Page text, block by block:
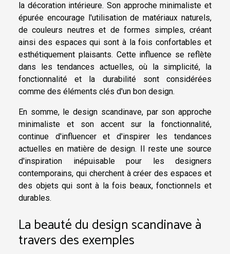
la décoration intérieure. Son approche minimaliste et
épurée encourage l'utilisation de matériaux naturels,
de couleurs neutres et de formes simples, créant
ainsi des espaces qui sont à la fois confortables et
esthétiquement plaisants. Cette influence se reflète
dans les tendances actuelles, où la simplicité, la
fonctionnalité et la durabilité sont considérées
comme des éléments clés d'un bon design.
En somme, le design scandinave, par son approche
minimaliste et son accent sur la fonctionnalité,
continue d'influencer et d'inspirer les tendances
actuelles en matière de design. Il reste une source
d'inspiration inépuisable pour les designers
contemporains, qui cherchent à créer des espaces et
des objets qui sont à la fois beaux, fonctionnels et
durables.
La beauté du design scandinave à
travers des exemples